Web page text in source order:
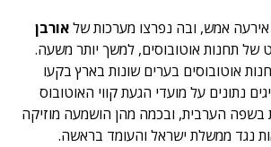
אמש, ובה נפרצו מערכות שלאורבן
של תחנות אוטובוסים, למשך יותר משעה.
אוטובוסים בערים שונות בארץ בקעו
נתונים על מועדי הגעת קווי האוטובוס
בשפה הערבית, ובכמה מהן הושמעה מוזיקה
נגד ממשלת ישראל והעומד בראשה.